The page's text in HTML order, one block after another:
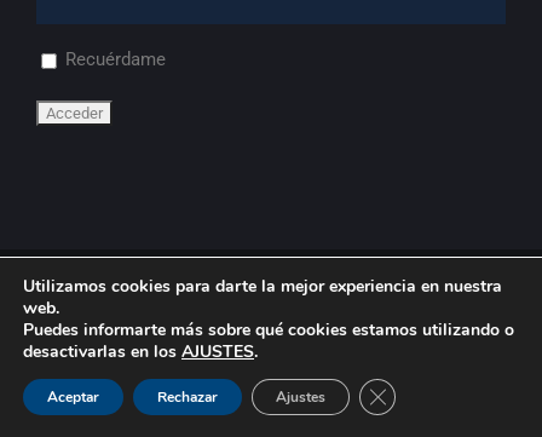
Recuérdame
Utilizamos cookies para darte la mejor experiencia en nuestra
web.
Puedes informarte más sobre qué cookies estamos utilizando o
desactivarlas en los AJUSTES.
Aceptar Rechazar Ajustes Cerrar el banner de